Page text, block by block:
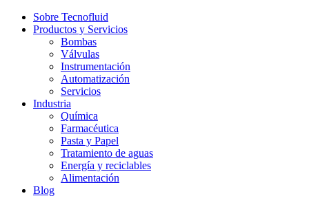
Sobre Tecnofluid
Productos y Servicios
Bombas
Válvulas
Instrumentación
Automatización
Servicios
Industria
Química
Farmacéutica
Pasta y Papel
Tratamiento de aguas
Energía y reciclables
Alimentación
Blog